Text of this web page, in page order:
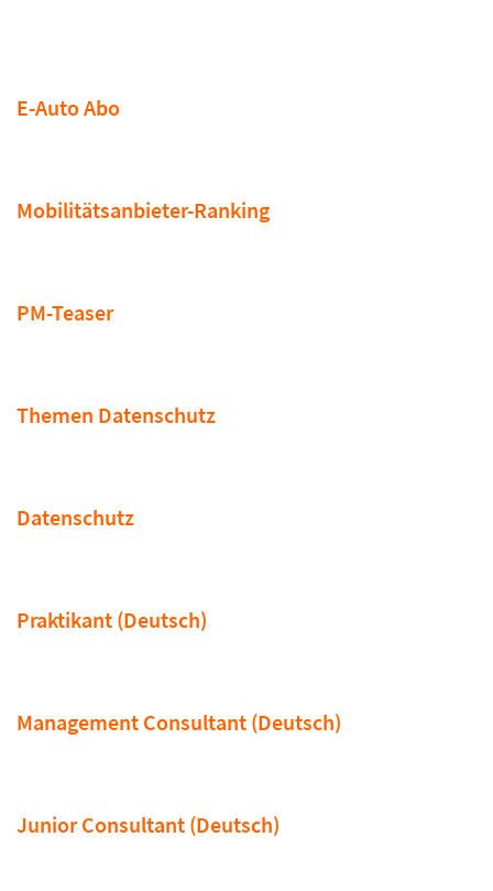
E-Auto Abo
Mobilitätsanbieter-Ranking
PM-Teaser
Themen Datenschutz
Datenschutz
Praktikant (Deutsch)
Management Consultant (Deutsch)
Junior Consultant (Deutsch)